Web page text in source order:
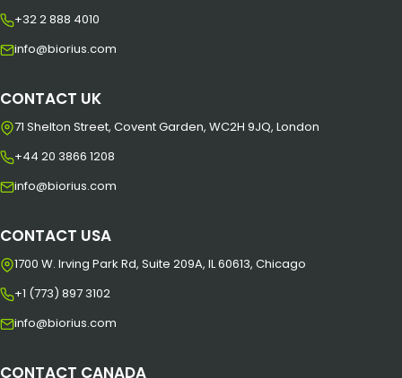
+32 2 888 4010
info@biorius.com
CONTACT UK
71 Shelton Street, Covent Garden, WC2H 9JQ, London
+44 20 3866 1208
info@biorius.com
CONTACT USA
1700 W. Irving Park Rd, Suite 209A, IL 60613, Chicago
+1 (773) 897 3102
info@biorius.com
CONTACT CANADA